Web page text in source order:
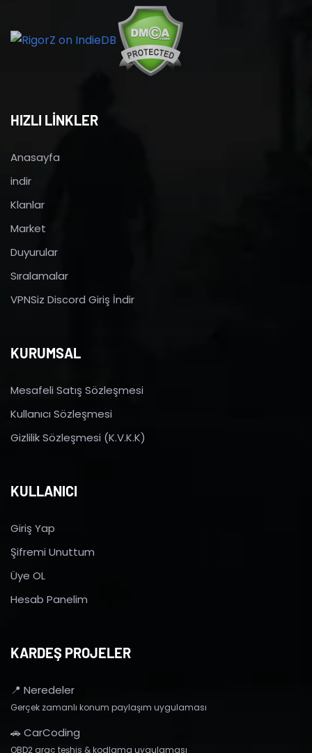
HIZLI LİNKLER
Anasayfa
indir
Klanlar
Market
Duyurular
Sıralamalar
VPNSiz Discord Giriş İndir
KURUMSAL
Mesafeli Satış Sözleşmesi
Kullanıcı Sözleşmesi
Gizlilik Sözleşmesi (K.V.K.K)
KULLANICI
Giriş Yap
Şifremi Unuttum
Üye OL
Hesab Panelim
KARDEŞ PROJELER
📍 Neredeler
Gerçek zamanlı konum paylaşım uygulaması
🚗 CarCoding
OBD2 araç teşhis & kodlama uygulaması